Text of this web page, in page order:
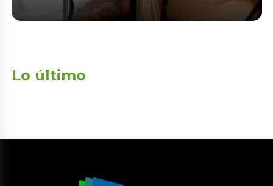
Lo último